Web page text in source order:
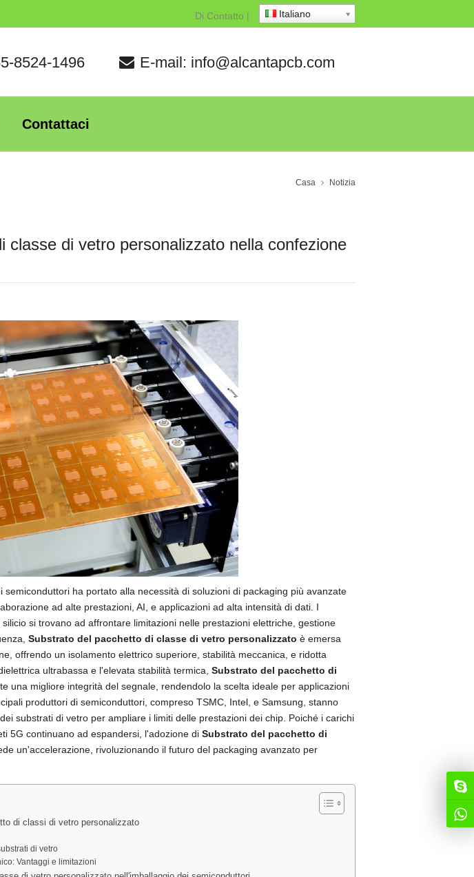
Di Contatto | Italiano
8524-1496 E-mail: info@alcantapcb.com
Contattaci
Casa Notizia
classe di vetro personalizzato nella confezione
ha portato alla necessità di soluzioni di packaging più avanzate
ad alte prestazioni, AI, e applicazioni ad alta intensità di dati. I
si trovano ad affrontare limitazioni nelle prestazioni elettriche, gestione
Substrato del pacchetto di classe di vetro personalizzato è emersa
offrendo un isolamento elettrico superiore, stabilità meccanica, e ridotta
ultrabassa e l'elevata stabilità termica, Substrato del pacchetto di
una migliore integrità del segnale, rendendolo la scelta ideale per applicazioni
produttori di semiconduttori, compreso TSMC, Intel, e Samsung, stanno
substrati di vetro per ampliare i limiti delle prestazioni dei chip. Poiché i carichi
5G continuano ad espandersi, l'adozione di Substrato del pacchetto di
un'accelerazione, rivoluzionando il futuro del packaging avanzato per
di classi di vetro personalizzato
di vetro
Vantaggi e limitazioni